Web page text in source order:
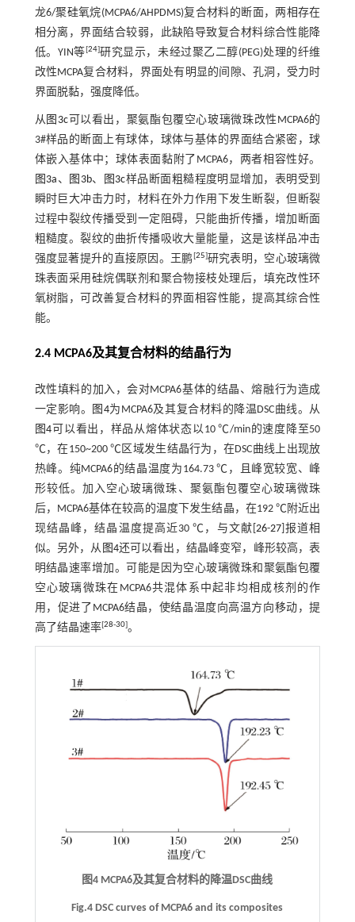
龙6/聚硅氧烷(MCPA6/AHPDMS)复合材料的断面，两相存在
相分离，界面结合较弱，此缺陷导致复合材料综合性能降
低。YIN等[24]研究显示，未经过聚乙二醇(PEG)处理的纤维
改性MCPA复合材料，界面处有明显的间隙、孔洞，受力时
界面脱黏，强度降低。
从 图3c可以看出，聚氨酯包覆空心玻璃微珠改性MCPA6的
3#样品的断面上有球体，球体与基体的界面结合紧密，球
体嵌入基体中；球体表面黏附了MCPA6，两者相容性好。
图3a 、 图3b、 图3c样品断面粗糙程度明显增加，表明受到
瞬时巨大冲击力时，材料在外力作用下发生断裂，但断裂
过程中裂纹传播受到一定阻碍，只能曲折传播，增加断面
粗糙度。裂纹的曲折传播吸收大量能量，这是该样品冲击
强度显著提升的直接原因。王鹏 [25]研究表明，空心玻璃微
珠表面采用硅烷偶联剂和聚合物接枝处理后，填充改性环
氧树脂，可改善复合材料的界面相容性能，提高其综合性
能。
2.4 MCPA6及其复合材料的结晶行为
改性填料的加入，会对MCPA6基体的结晶、熔融行为造成
一定影响。
图4为MCPA6及其复合材料的降温DSC曲线。从
图4 可以看出，样品从熔体状态以10 ℃/min的速度降至50
℃，在150~200 ℃区域发生结晶行为，在DSC曲线上出现放
热峰。纯MCPA6的结晶温度为164.73 ℃，且峰宽较宽、峰
形较低。加入空心玻璃微珠、聚氨酯包覆空心玻璃微珠
后，MCPA6基体在较高的温度下发生结晶，在192 ℃附近出
现结晶峰，结晶温度提高近30 ℃，与文献[ 26-27 ]报道相
似。另外，从 图4还可以看出，结晶峰变窄，峰形较高，表
明结晶速率增加。可能是因为空心玻璃微珠和聚氨酯包覆
空心玻璃微珠在MCPA6共混体系中起非均相成核剂的作
用，促进了MCPA6结晶，使结晶温度向高温方向移动，提
高了结晶速率[28-30]。
图4 MCPA6及其复合材料的降温DSC曲线
Fig.4 DSC curves of MCPA6 and its composites